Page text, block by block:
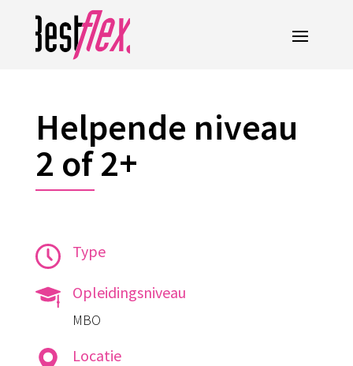
Helpende niveau
2 of 2+
Type
Opleidingsniveau
MBO
Locatie